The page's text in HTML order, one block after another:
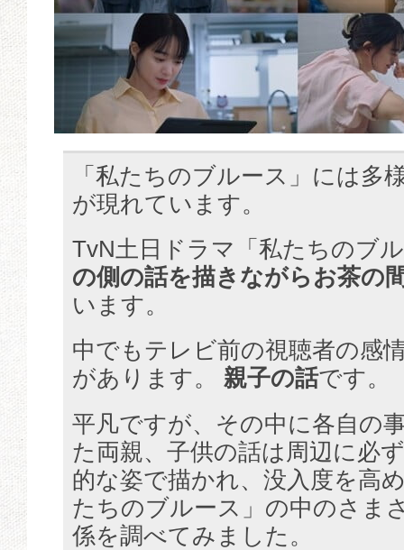
「私たちのブルース」には多
が現れています。
TvN土日ドラマ「私たちのブ
の側の話を描きながらお茶の
います。
中でもテレビ前の視聴者の感
があります。
親子の話です。
平凡ですが、その中に各自の
た両親、子供の話は周辺に必
的な姿で描かれ、没入度を高
たちのブルース」の中のさま
係を調べてみました。